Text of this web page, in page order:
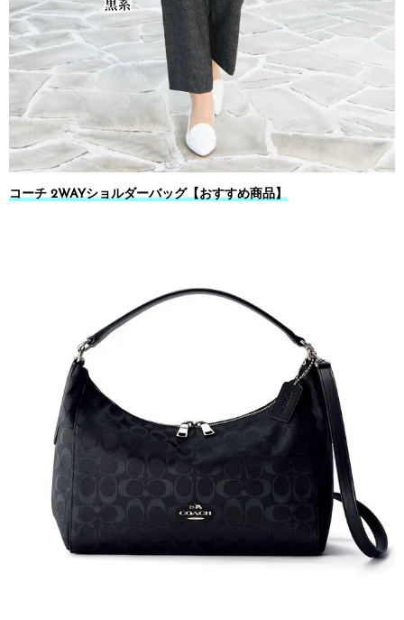
コーチ 2WAYショルダーバッグ【おすすめ商品】